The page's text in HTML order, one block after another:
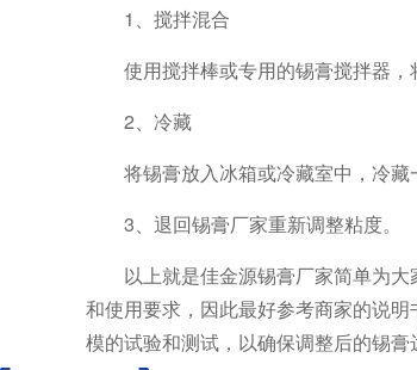
1、搅拌混合
使用搅拌棒或专用的锡膏搅拌器
2、冷藏
将锡膏放入冰箱或冷藏室中，冷藏
3、退回锡膏厂家重新调整粘度。
以上就是佳金源锡膏厂家简单为
和使用要求，因此最好参考商家的说
模的试验和测试，以确保调整后的锡膏